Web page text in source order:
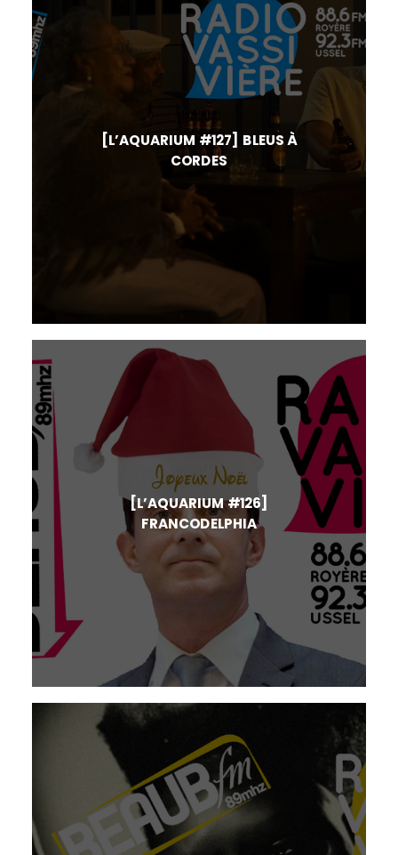
[L’AQUARIUM #127] BLEUS À
CORDES
[L’AQUARIUM #126]
FRANCODELPHIA